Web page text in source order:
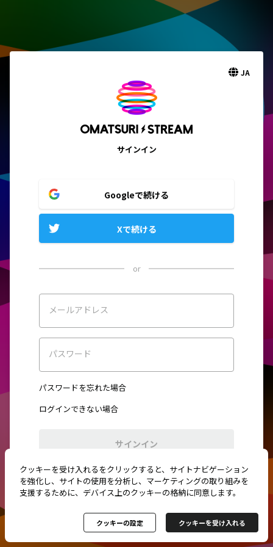
JA
サインイン
Googleで続ける
Xで続ける
or
メールアドレス
パスワード
パスワードを忘れた場合
ログインできない場合
サインイン
初めてご利用ですか？新規登録
クッキーを受け入れるをクリックすると、サイトナビゲーション
を強化し、サイトの使用を分析し、マーケティングの取り組みを
支援するために、デバイス上のクッキーの格納に同意します。
クッキーの設定 クッキーを受け入れる